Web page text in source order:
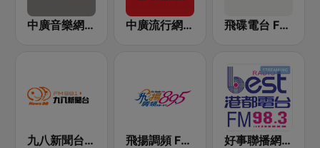
中廣音樂網 i Radio FM96.3 中廣流行網 I like radio 飛碟電台 FM92.1
九八新聞台 News98 FM 98.1 飛揚調頻 FM 89.5 好事聯播網 港都983 Best Radio FM98.3